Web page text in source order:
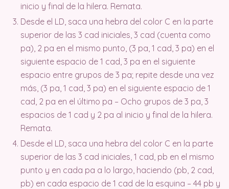
inicio y final de la hilera. Remata.
Desde el LD, saca una hebra del color C en la parte
superior de las 3 cad iniciales, 3 cad (cuenta como
pa), 2 pa en el mismo punto, (3 pa, 1 cad, 3 pa) en el
siguiente espacio de 1 cad, 3 pa en el siguiente
espacio entre grupos de 3 pa; repite desde una vez
más, (3 pa, 1 cad, 3 pa) en el siguiente espacio de 1
cad, 2 pa en el último pa – Ocho grupos de 3 pa, 3
espacios de 1 cad y 2 pa al inicio y final de la hilera.
Remata.
Desde el LD, saca una hebra del color C en la parte
superior de las 3 cad iniciales, 1 cad, pb en el mismo
punto y en cada pa a lo largo, haciendo (pb, 2 cad,
pb) en cada espacio de 1 cad de la esquina – 44 pb y